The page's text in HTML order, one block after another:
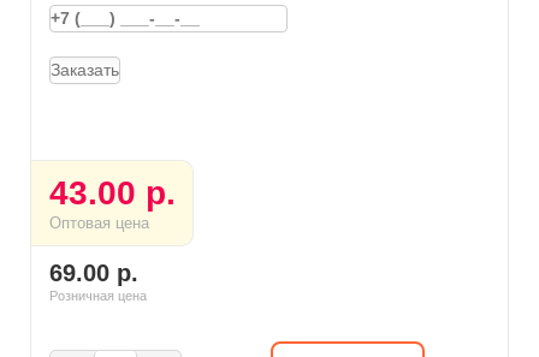
Заказать
43.00 р.
Оптовая цена
69.00 р.
Розничная цена